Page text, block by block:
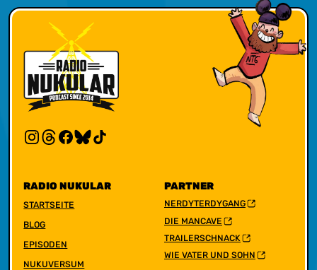
RADIO NUKULAR
STARTSEITE
BLOG
EPISODEN
NUKUVERSUM
PARTNER
NERDYTERDYGANG
DIE MANCAVE
TRAILERSCHNACK
WIE VATER UND SOHN